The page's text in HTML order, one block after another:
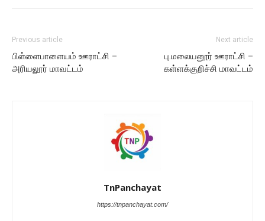
Previous article
பிள்ளைபாளையம் ஊராட்சி –
அரியலூர் மாவட்டம்
Next article
பு.மலையனூர் ஊராட்சி –
கள்ளக்குறிச்சி மாவட்டம்
TnPanchayat
https://tnpanchayat.com/